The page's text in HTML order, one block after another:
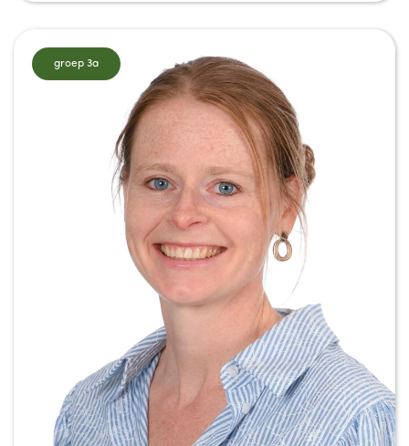
groep 3a